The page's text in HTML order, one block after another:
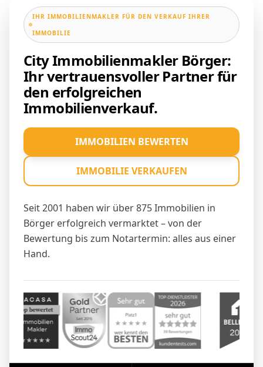
IHR IMMOBILIENMAKLER FÜR DEN VERKAUF IHRER
IMMOBILIE
City Immobilienmakler Börger:
Ihr vertrauensvoller Partner für
den erfolgreichen
Immobilienverkauf.
Seit 2001 haben wir über 875 Immobilien in
Börger erfolgreich vermarktet – von der
Bewertung bis zum Notartermin: alles aus einer
Hand.
IMMOBILIEN BEWERTEN
IMMOBILIE VERKAUFEN